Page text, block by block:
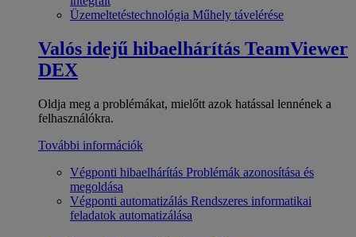
Üzemeltetéstechnológia Műhely távelérése
Valós idejű hibaelhárítás TeamViewer
DEX
Oldja meg a problémákat, mielőtt azok hatással lennének a
felhasználókra.
További információk
Végponti hibaelhárítás Problémák azonosítása és
megoldása
Végponti automatizálás Rendszeres informatikai
feladatok automatizálása